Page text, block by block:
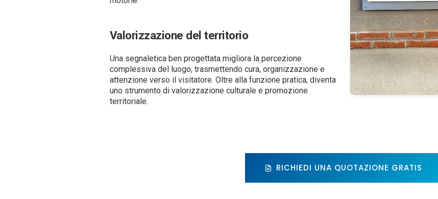
Valorizzazione del territorio
Una segnaletica ben progettata migliora la percezione
complessiva del luogo, trasmettendo cura, organizzazione e
attenzione verso il visitatore. Oltre alla funzione pratica, diventa
uno strumento di valorizzazione culturale e promozione
territoriale.
RICHIEDI UNA QUOTAZIONE GRATIS